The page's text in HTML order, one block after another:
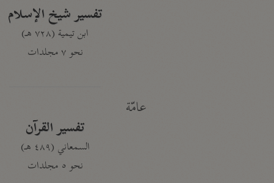
تفسير شيخ الإسلام
ابن تيمية (٧٢٨ هـ)
نحو ٧ مجلدات
عامّة
تفسير القرآن
السمعاني (٤٨٩ هـ)
نحو ٥ مجلدات